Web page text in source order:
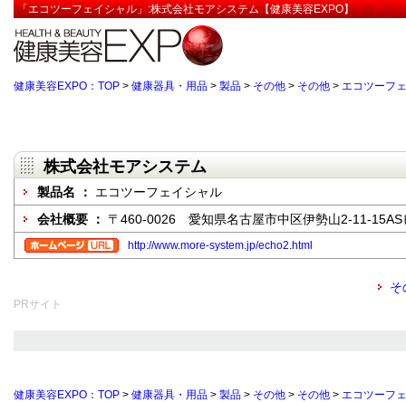
「エコツーフェイシャル」:株式会社モアシステム【健康美容EXPO】
健康美容EXPO：TOP > 健康器具・用品 > 製品 > その他 > その他 > エコツーフ
株式会社モアシステム
製品名 ： エコツーフェイシャル
会社概要 ： 〒460-0026 愛知県名古屋市中区伊勢山2-11-15AS
http://www.more-system.jp/echo2.html
そ
PRサイト
健康美容EXPO：TOP > 健康器具・用品 > 製品 > その他 > その他 > エコツーフ